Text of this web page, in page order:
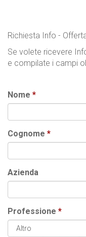
Richiesta Info -
Se volete ricevere
e compilate i campi
Nome
Cognome
Azienda
Professione